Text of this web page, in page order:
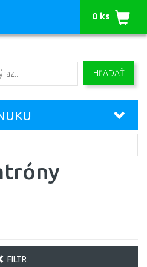
HĽADAŤ
0 ks
FILTR